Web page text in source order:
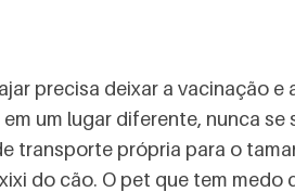
precisa deixar a vacinação
um lugar diferente, nunca se
transporte própria para o
do cão. O pet que tem